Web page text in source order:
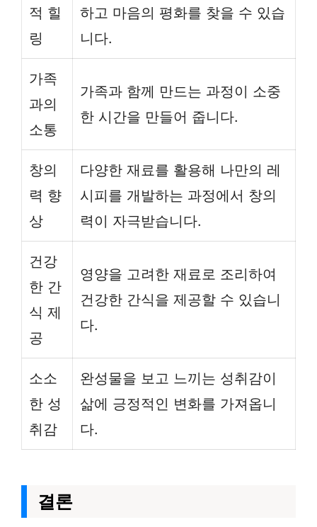
적 힐
링
하고 마음의 평화를 찾을 수 있습
니다.
가족
과의
소통
가족과 함께 만드는 과정이 소중
한 시간을 만들어 줍니다.
창의
력 향
상
다양한 재료를 활용해 나만의 레
시피를 개발하는 과정에서 창의
력이 자극받습니다.
건강
한 간
식 제
공
영양을 고려한 재료로 조리하여
건강한 간식을 제공할 수 있습니
다.
소소
한 성
취감
완성물을 보고 느끼는 성취감이
삶에 긍정적인 변화를 가져옵니
다.
결론